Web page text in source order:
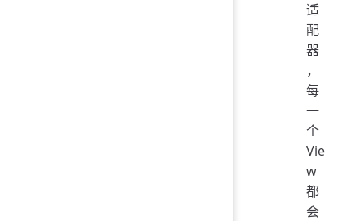
适
配
器
，
每
一
个
Vie
w
都
会